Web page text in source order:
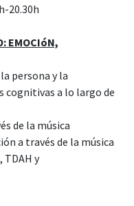
20.30h
EMOCIóN,
persona y la
cognitivas a lo largo de
de la música
a través de la música
TDAH y